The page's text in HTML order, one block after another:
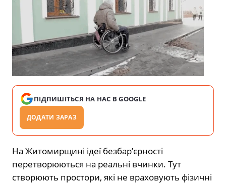
ПІДПИШІТЬСЯ НА НАС В GOOGLE
ДОДАТИ ЗАРАЗ
На Житомирщині ідеї безбар’єрності
перетворюються на реальні вчинки. Тут
створюють простори, які не враховують фізичні